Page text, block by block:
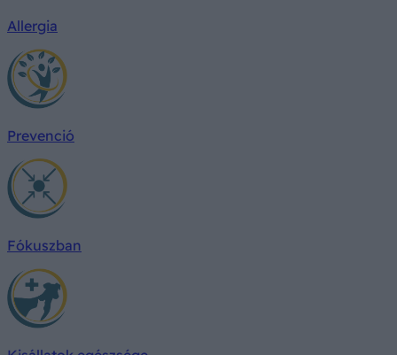
Allergia
Prevenció
Fókuszban